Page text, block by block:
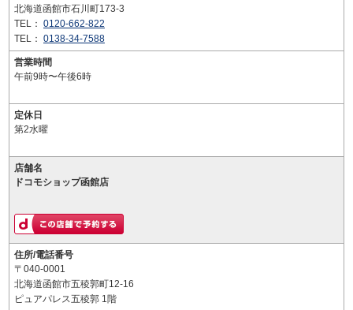
北海道函館市石川町173-3
TEL： 0120-662-822
TEL： 0138-34-7588
営業時間
午前9時〜午後6時
定休日
第2水曜
店舗名
ドコモショップ函館店
住所/電話番号
〒040-0001
北海道函館市五稜郭町12-16
ピュアパレス五稜郭 1階